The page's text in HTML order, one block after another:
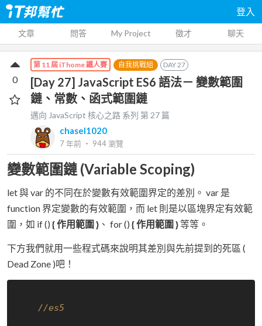
登入
文章 問答 My Project 徵才 聊天
第 11 屆 iThome 鐵人賽 自我挑戰組 DAY27
[Day 27] JavaScript ES6 語法－ 變數範圍
鏈、常數、函式範圍鏈
邁向 JavaScript 核心之路 系列 第27 篇
chasel1020
7 年前 ‧ 944瀏覽
0
變數範圍鏈 (Variable Scoping)
let 與 var 的不同在於變數有效範圍界定的差別。 var 是
function 界定變數的有效範圍，而 let 則是以區塊界定有效範
圍，如 if () { 作用範圍 } 、 for () { 作用範圍 }等等。
下方我們就用一些程式碼來說明其差別與先前提到的死區 (
Dead Zone )吧！
//es5